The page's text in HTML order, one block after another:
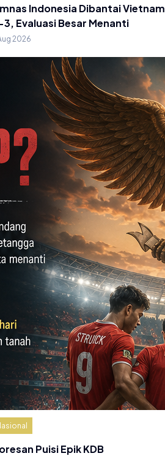
Indonesia Dibantai Vietnam
Evaluasi Besar Menanti
2026
Puisi Epik KDB